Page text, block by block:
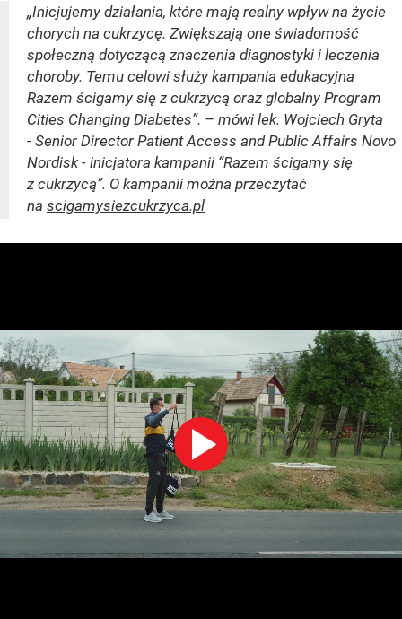
„Inicjujemy działania, które mają realny wpływ na życie
chorych na cukrzycę. Zwiększają one świadomość
społeczną dotyczącą znaczenia diagnostyki i leczenia
choroby. Temu celowi służy kampania edukacyjna
Razem ścigamy się z cukrzycą oraz globalny Program
Cities Changing Diabetes”. – mówi lek. Wojciech Gryta
- Senior Director Patient Access and Public Affairs Novo
Nordisk - inicjatora kampanii “Razem ścigamy się
z cukrzycą”. O kampanii można przeczytać
na scigamysiezcukrzyca.pl